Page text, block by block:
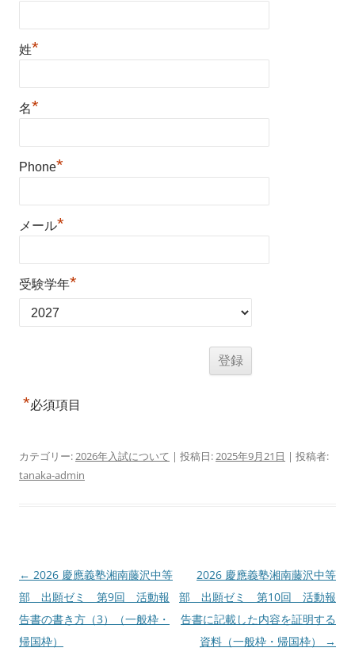
姓*
名*
Phone*
メール*
受験学年*
*必須項目
カテゴリー:2026年入試について | 投稿日:2025年9月21日 | 投稿者:
tanaka-admin
投
稿
ナ
ビ
← 2026 慶應義塾湘南藤沢中等
部 出願ゼミ 第9回 活動報
告書の書き方（3）（一般枠・
帰国枠）
2026 慶應義塾湘南藤沢中等
部 出願ゼミ 第10回 活動報
告書に記載した内容を証明する
資料（一般枠・帰国枠）
→